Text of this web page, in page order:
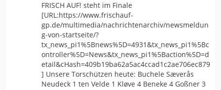
FRISCH AUF! steht im Finale
[URL:https://www.frischauf-
gp.de/multimedia/nachrichtenarchiv/newsmeldun
g-von-startseite/?
tx_news_pi1%5Bnews%5D=4931&tx_news_pi1%5Bc
ontroller%5D=News&tx_news_pi1%5Baction%5D=d
etail&cHash=409b19ba62a5ac4ccad1c2ae706ec879
] Unsere Torschützen heute: Buchele Sæverås
Neudeck 1 ten Velde 1 Kløve 4 Beneke 4 Goßner 3